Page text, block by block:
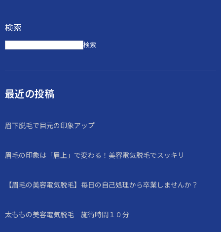
検索
検索
最近の投稿
眉下脱毛で目元の印象アップ
眉毛の印象は「眉上」で変わる！美容電気脱毛でスッキリ
【眉毛の美容電気脱毛】毎日の自己処理から卒業しませんか？
太ももの美容電気脱毛 施術時間１０分